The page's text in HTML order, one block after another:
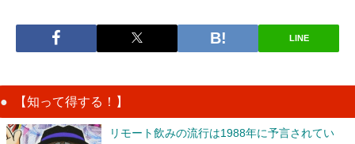
LINE
【知って得する！】
リモート飲みの流行は1988年に予言されてい